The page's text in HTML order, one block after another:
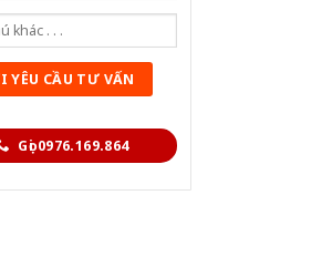
Gọi 0976.169.864